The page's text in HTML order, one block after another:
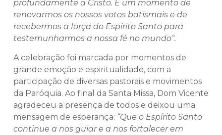
profundamente a Cristo. É um momento de
renovarmos os nossos votos batismais e de
recebermos a força do Espírito Santo para
testemunharmos a nossa fé no mundo“.
A celebração foi marcada por momentos de
grande emoção e espiritualidade, com a
participação de diversas pastorais e movimentos
da Paróquia. Ao final da Santa Missa, Dom Vicente
agradeceu a presença de todos e deixou uma
mensagem de esperança: “Que o Espírito Santo
continue a nos guiar e a nos fortalecer em